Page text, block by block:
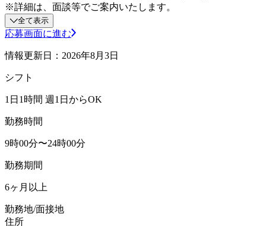
※詳細は、面談等でご案内いたします。
全て表示
応募画面に進む
情報更新日：2026年8月3日
シフト
1日1時間 週1日からOK
勤務時間
9時00分〜24時00分
勤務期間
6ヶ月以上
勤務地/面接地
住所